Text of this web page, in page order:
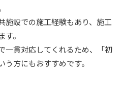
施設での施工経験もあり、施工
。
一貫対応してくれるため、「初
方にもおすすめです。